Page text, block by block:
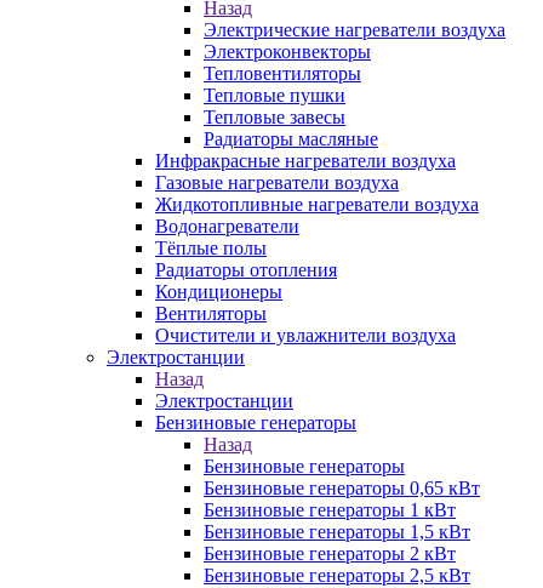
Назад
Электрические нагреватели воздуха
Электроконвекторы
Тепловентиляторы
Тепловые пушки
Тепловые завесы
Радиаторы масляные
Инфракрасные нагреватели воздуха
Газовые нагреватели воздуха
Жидкотопливные нагреватели воздуха
Водонагреватели
Тёплые полы
Радиаторы отопления
Кондиционеры
Вентиляторы
Очистители и увлажнители воздуха
Электростанции
Назад
Электростанции
Бензиновые генераторы
Назад
Бензиновые генераторы
Бензиновые генераторы 0,65 кВт
Бензиновые генераторы 1 кВт
Бензиновые генераторы 1,5 кВт
Бензиновые генераторы 2 кВт
Бензиновые генераторы 2,5 кВт